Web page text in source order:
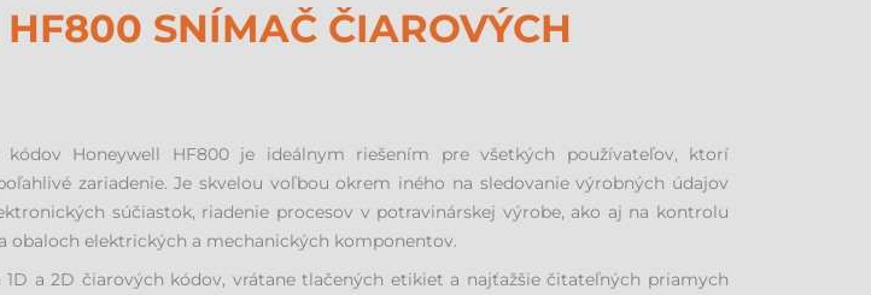
SNÍMAČ ČIAROVÝCH
kódov Honeywell HF800 je ideálnym riešením pre všetkých používateľov, ktorí
zariadenie. Je skvelou voľbou okrem iného na sledovanie výrobných údajov
súčiastok, riadenie procesov v potravinárskej výrobe, ako aj na kontrolu
obaloch elektrických a mechanických komponentov.
a 2D čiarových kódov, vrátane tlačených etikiet a najťažšie čitateľných priamych